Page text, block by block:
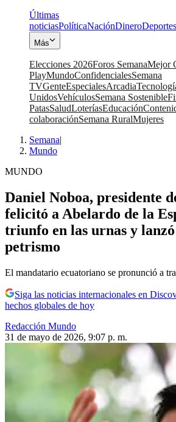
Últimas
noticiasPolíticaNaciónDineroDeportes
Más
Elecciones 2026Foros SemanaMejor
PlayMundoConfidencialesSemana
TVGenteEspecialesArcadia
UnidosVehículosSemana Sostenible
PatasSaludLoteríasEducación
colaboraciónSemana RuralMujeres
Semana|
Mundo
MUNDO
Daniel Noboa, presidente
felicitó a Abelardo de la
triunfo en las urnas y
petrismo
El mandatario ecuatoriano se pronunció a
Siga las noticias internacionales en
hechos globales de hoy
Redacción Mundo
31 de mayo de 2026, 9:07 p. m.